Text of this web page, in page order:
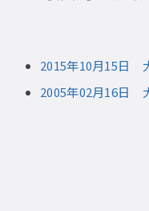
2015年10月15日
2005年02月16日